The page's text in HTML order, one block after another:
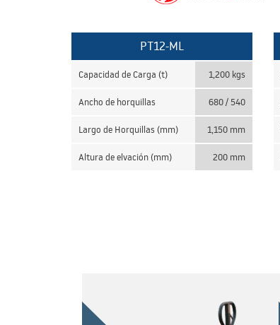
PT12-ML
Capacidad de Carga (t) 1,200 kgs
Ancho de horquillas 680 / 540
Largo de Horquillas (mm) 1,150 mm
Altura de elvación (mm) 200 mm